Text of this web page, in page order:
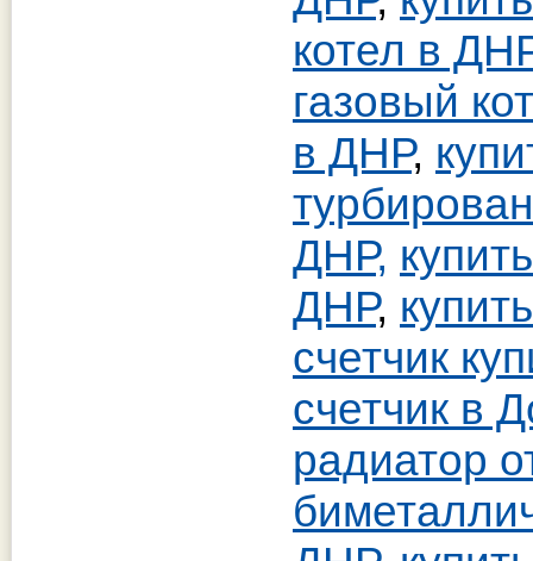
котел в
газовый
в ДНР,
ДНР,
ДНР, куп
счетчик
счетчик в
радиатор